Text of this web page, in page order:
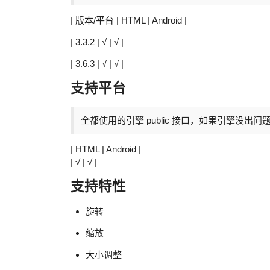
| 版本/平台 | HTML | Android |
| 3.3.2 | √ | √ |
| 3.6.3 | √ | √ |
支持平台
全都使用的引擎 public 接口，如果引擎没出问
| HTML | Android |
| √ | √ |
支持特性
旋转
缩放
大小调整